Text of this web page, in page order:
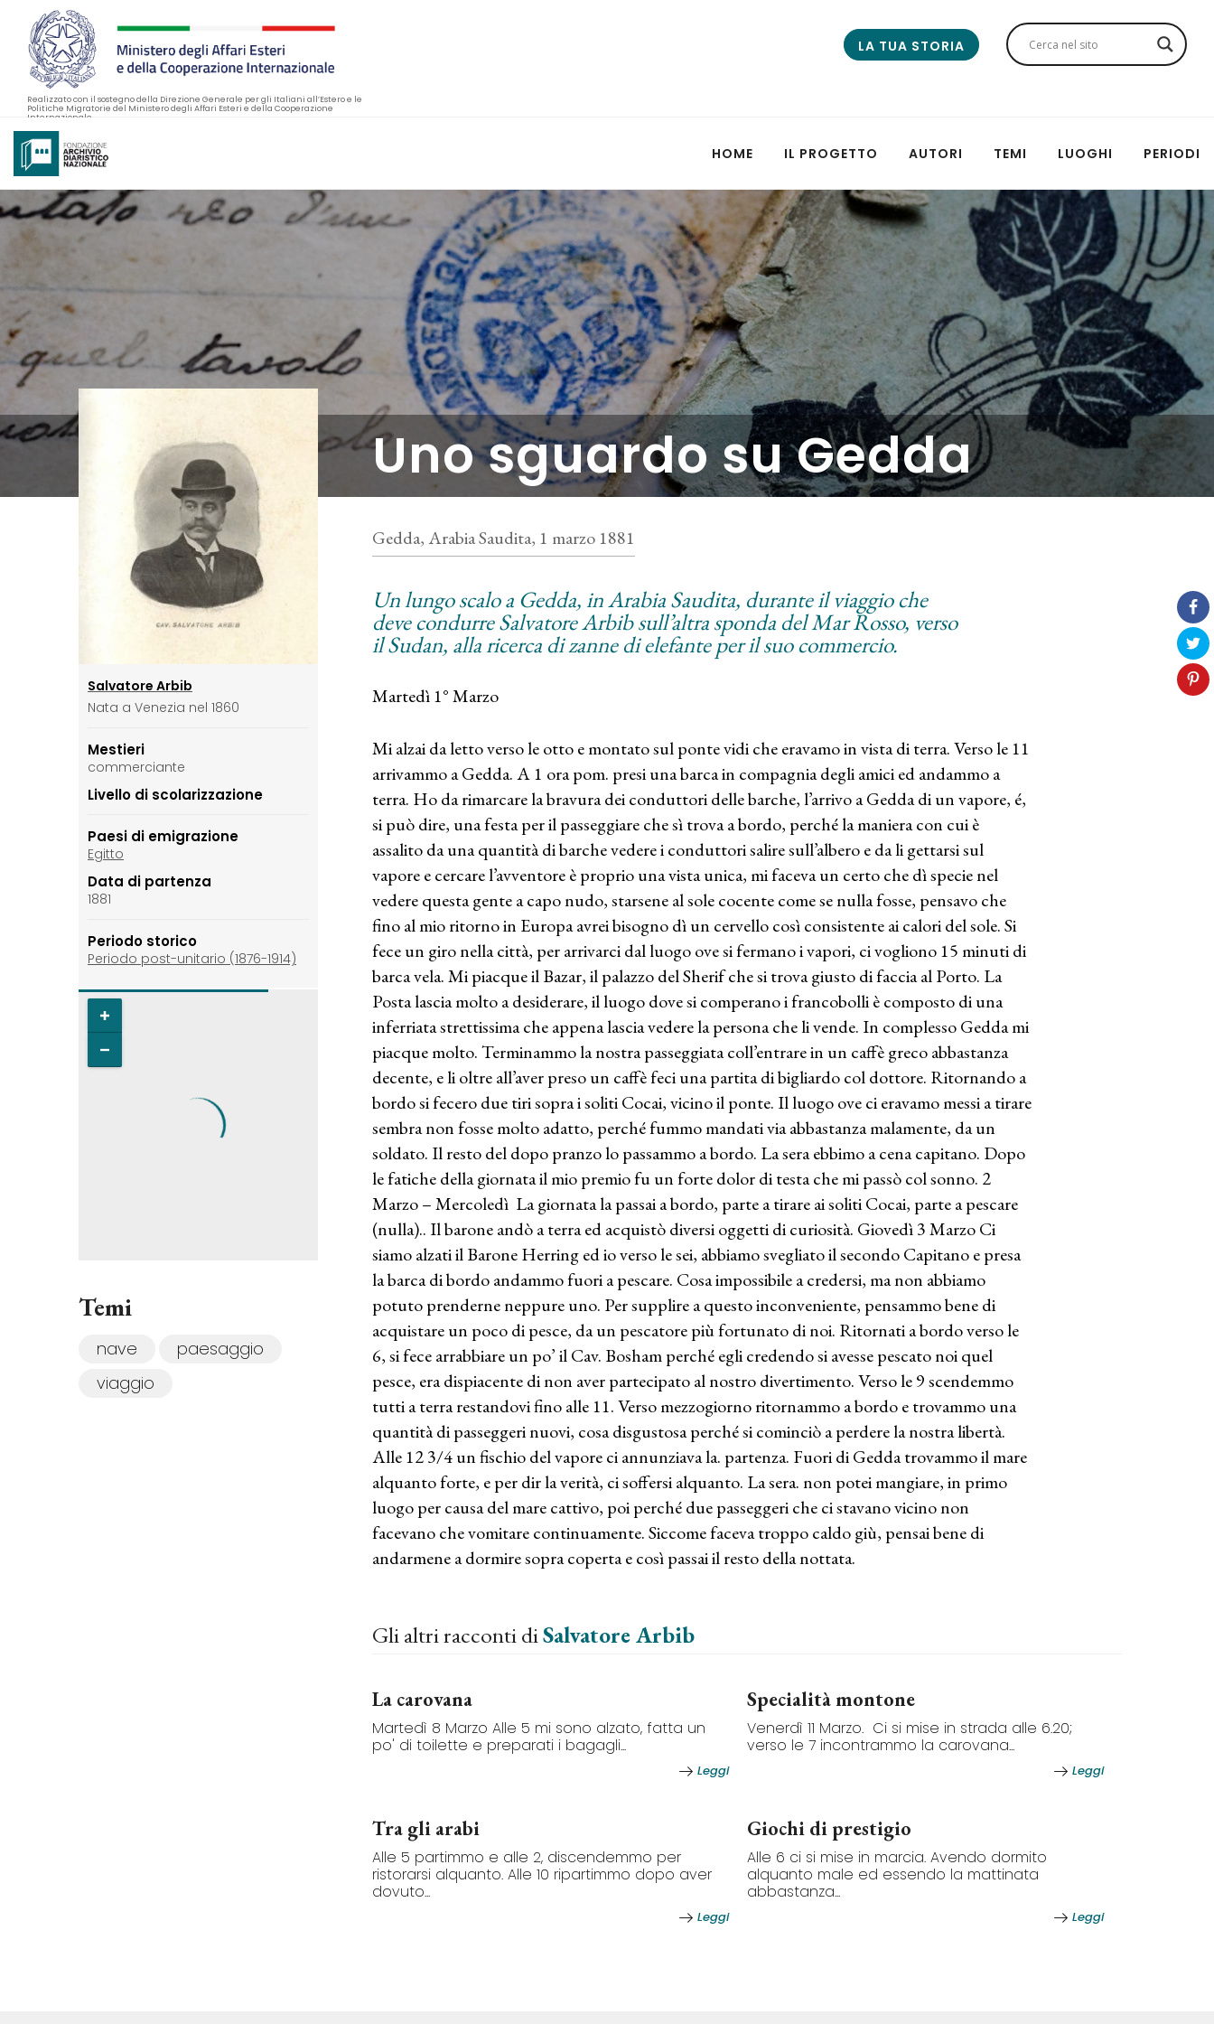
Realizzato con il sostegno della Direzione Generale per gli Italiani all’Estero e le
Politiche Migratorie del Ministero degli Affari Esteri e della Cooperazione
Internazionale
LA TUA STORIA
HOME IL PROGETTO AUTORI TEMI LUOGHI PERIODI
Uno sguardo su Gedda
Salvatore Arbib
Nata a Venezia nel 1860
Mestieri
commerciante
Livello di scolarizzazione
Paesi di emigrazione
Egitto
Data di partenza
1881
Periodo storico
Periodo post-unitario (1876-1914)
Temi
nave
paesaggio
viaggio
Gedda, Arabia Saudita, 1 marzo 1881
Un lungo scalo a Gedda, in Arabia Saudita, durante il viaggio che
deve condurre Salvatore Arbib sull’altra sponda del Mar Rosso, verso
il Sudan, alla ricerca di zanne di elefante per il suo commercio.
Martedì 1° Marzo
Mi alzai da letto verso le otto e montato sul ponte vidi che eravamo in vista di terra. Verso le 11
arrivammo a Gedda. A 1 ora pom. presi una barca in compagnia degli amici ed andammo a
terra. Ho da rimarcare la bravura dei conduttori delle barche, l’arrivo a Gedda di un vapore, é,
si può dire, una festa per il passeggiare che sì trova a bordo, perché la maniera con cui è
assalito da una quantità di barche vedere i conduttori salire sull’albero e da li gettarsi sul
vapore e cercare l’avventore è proprio una vista unica, mi faceva un certo che dì specie nel
vedere questa gente a capo nudo, starsene al sole cocente come se nulla fosse, pensavo che
fino al mio ritorno in Europa avrei bisogno dì un cervello così consistente ai calori del sole. Si
fece un giro nella città, per arrivarci dal luogo ove si fermano i vapori, ci vogliono 15 minuti di
barca vela. Mi piacque il Bazar, il palazzo del Sherif che si trova giusto di faccia al Porto. La
Posta lascia molto a desiderare, il luogo dove si comperano i francobolli è composto di una
inferriata strettissima che appena lascia vedere la persona che li vende. In complesso Gedda mi
piacque molto. Terminammo la nostra passeggiata coll’entrare in un caffè greco abbastanza
decente, e li oltre all’aver preso un caffè feci una partita di bigliardo col dottore. Ritornando a
bordo si fecero due tiri sopra i soliti Cocai, vicino il ponte. Il luogo ove ci eravamo messi a tirare
sembra non fosse molto adatto, perché fummo mandati via abbastanza malamente, da un
soldato. Il resto del dopo pranzo lo passammo a bordo. La sera ebbimo a cena capitano. Dopo
le fatiche della giornata il mio premio fu un forte dolor di testa che mi passò col sonno. 2
Marzo – Mercoledì La giornata la passai a bordo, parte a tirare ai soliti Cocai, parte a pescare
(nulla).. Il barone andò a terra ed acquistò diversi oggetti di curiosità. Giovedì 3 Marzo Ci
siamo alzati il Barone Herring ed io verso le sei, abbiamo svegliato il secondo Capitano e presa
la barca di bordo andammo fuori a pescare. Cosa impossibile a credersi, ma non abbiamo
potuto prenderne neppure uno. Per supplire a questo inconveniente, pensammo bene di
acquistare un poco di pesce, da un pescatore più fortunato di noi. Ritornati a bordo verso le
6, si fece arrabbiare un po’ il Cav. Bosham perché egli credendo si avesse pescato noi quel
pesce, era dispiacente di non aver partecipato al nostro divertimento. Verso le 9 scendemmo
tutti a terra restandovi fino alle 11. Verso mezzogiorno ritornammo a bordo e trovammo una
quantità di passeggeri nuovi, cosa disgustosa perché si cominciò a perdere la nostra libertà.
Alle 12 3/4 un fischio del vapore ci annunziava la. partenza. Fuori di Gedda trovammo il mare
alquanto forte, e per dir la verità, ci soffersi alquanto. La sera. non potei mangiare, in primo
luogo per causa del mare cattivo, poi perché due passeggeri che ci stavano vicino non
facevano che vomitare continuamente. Siccome faceva troppo caldo giù, pensai bene di
andarmene a dormire sopra coperta e così passai il resto della nottata.
Gli altri racconti diSalvatore Arbib
La carovana
Martedì 8 Marzo Alle 5 mi sono alzato, fatta un
po' di toilette e preparati i bagagli...
Leggi
Specialità montone
Venerdì 11 Marzo. Ci si mise in strada alle 6.20;
verso le 7 incontrammo la carovana...
Leggi
Tra gli arabi
Alle 5 partimmo e alle 2, discendemmo per
ristorarsi alquanto. Alle 10 ripartimmo dopo aver
dovuto...
Leggi
Giochi di prestigio
Alle 6 ci si mise in marcia. Avendo dormito
alquanto male ed essendo la mattinata
abbastanza...
Leggi